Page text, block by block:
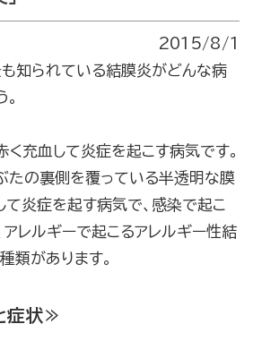
2015/8/1
知られている結膜炎がどんな病
く充血して炎症を起こす病気です。
たの裏側を覆っている半透明な膜
て炎症を起す病気で、感染で起こ
アレルギーで起こるアレルギー性結
類があります。
症状≫